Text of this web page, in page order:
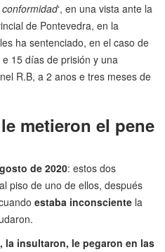
‘, en una vista ante la
de Pontevedra, en la
ha sentenciado, en el caso de
15 días de prisión y una
R.B, a 2 anos e tres meses de
metieron el pene
de 2020: estos dos
piso de uno de ellos, después
estaba inconsciente la
la insultaron, le pegaron en las